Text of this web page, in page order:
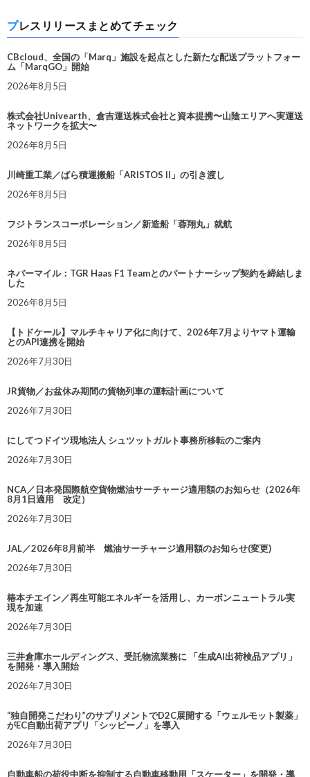
プレスリリースまとめてチェック
CBcloud、全国の「Marq」施設を起点とした新たな配送プラットフォー
ム「MarqGO」開始
2026年8月5日
株式会社Univearth、倉吉運送株式会社と資本提携〜山陰エリアへ実運送
ネットワークを拡大〜
2026年8月5日
川崎重工業／ばら積運搬船「ARISTOS II」の引き渡し
2026年8月5日
フジトランスコーポレーション／新造船「蓉翔丸」就航
2026年8月5日
ネバーマイル：TGR Haas F1 Teamとのパートナーシップ契約を締結しま
した
2026年8月5日
【トドケール】マルチキャリア化に向けて、2026年7月よりヤマト運輸
とのAPI連携を開始
2026年7月30日
JR貨物／お盆休み期間の貨物列車の運転計画について
2026年7月30日
にしてつドイツ現地法人 シュツットガルト事務所移転のご案内
2026年7月30日
NCA／日本発国際航空貨物燃油サーチャージ適用額のお知らせ（2026年
8月1日適用 改定）
2026年7月30日
JAL／2026年8月前半 燃油サーチャージ適用額のお知らせ(変更)
2026年7月30日
椿本チエイン／再生可能エネルギーを活用し、カーボンニュートラル実
現を加速
2026年7月30日
三井倉庫ホールディングス、受託物流業務に 「生成AI出荷検品アプリ」
を開発・導入開始
2026年7月30日
“独自開発こだわり”のサプリメントでD2C展開する「ウェルモット製薬」
がEC自動出荷アプリ「シッピーノ」を導入
2026年7月30日
自動車船の荷役中断を抑制する自動車移動用「スケーター」を開発・導